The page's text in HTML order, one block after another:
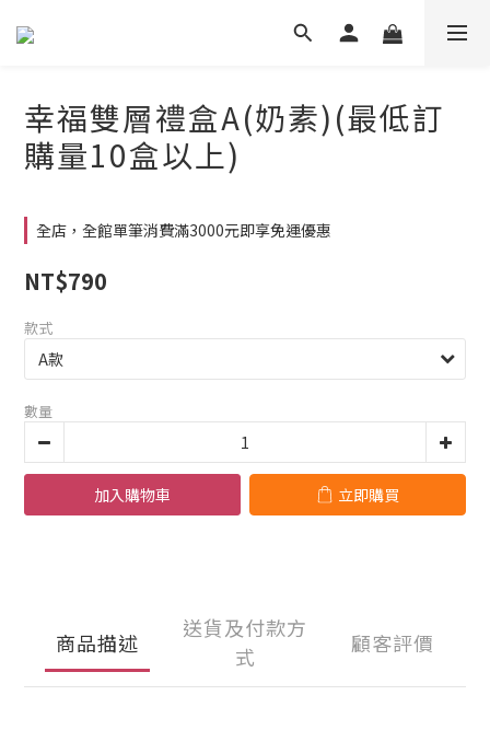
幸福雙層禮盒A(奶素)(最低訂
購量10盒以上)
全店，全館單筆消費滿3000元即享免運優惠
NT$790
款式
數量
加入購物車 立即購買
商品描述
送貨及付款方
式
顧客評價